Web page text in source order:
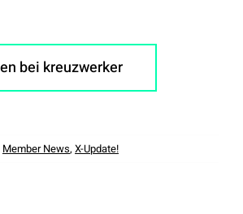
bei kreuzwerker
Member News, X-Update!